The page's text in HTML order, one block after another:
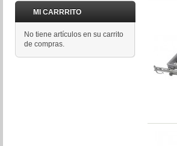
MI CARRRITO
No tiene artículos en su carrito
de compras.